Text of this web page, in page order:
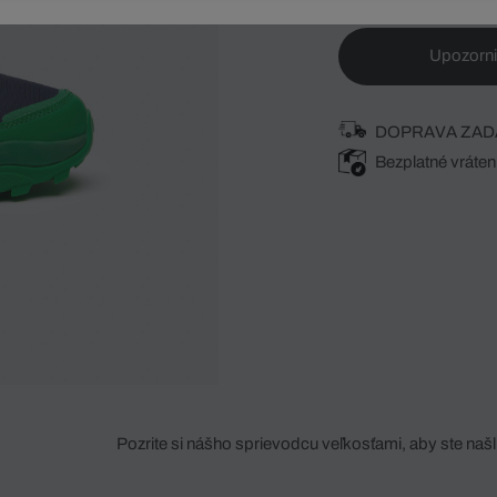
DOPRAVA
Bezplatné
Pozrite si nášho sprievodcu veľkosťami, aby ste